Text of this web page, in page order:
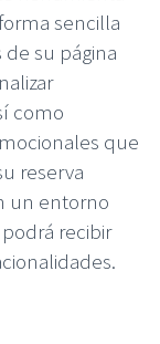
sencilla
de su página
como
que
reserva
un entorno
recibir